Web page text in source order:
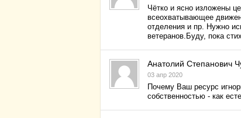
Чётко и ясно изложены
всеохватывающее
отделения и пр. Нужно
ветеранов.Буду, пока
Анатолий Степанович
03 апр 2020
Почему Ваш ресурс
собственностью - как